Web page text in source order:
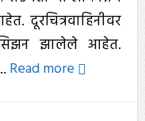
दूरचित्रवाहिनीवर
सिझन झालेले आहेत.
Read more